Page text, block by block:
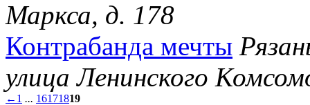
Маркса, д. 178
Контрабанда мечты
улица Ленинского
← 1 ... 16171819